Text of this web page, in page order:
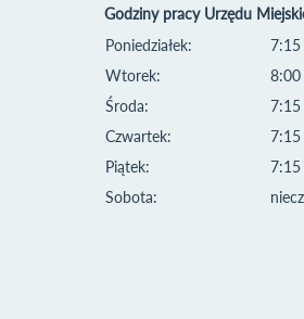
Godziny pracy Urzędu
Poniedziałek:
Wtorek:
Środa:
Czwartek:
Piątek:
Sobota: